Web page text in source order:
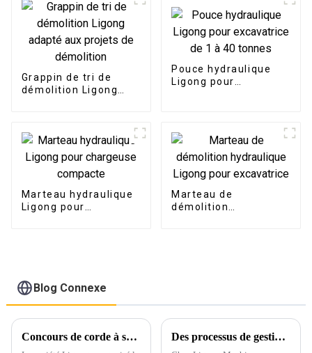
Grappin de tri de
démolition Ligong
Pouce hydraulique
Ligong pour
Marteau hydraulique
Ligong pour
Marteau de
démolition
Blog Connexe
Concours de corde à sauter d'hiver de Ligong 2023 Des processus de gestion et de production exceptionnels suscitent de vifs éloges chez Ligong Machinery